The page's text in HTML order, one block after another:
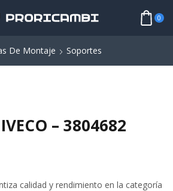
0
De Montaje Soportes
– 3804682
calidad y rendimiento en la categoría